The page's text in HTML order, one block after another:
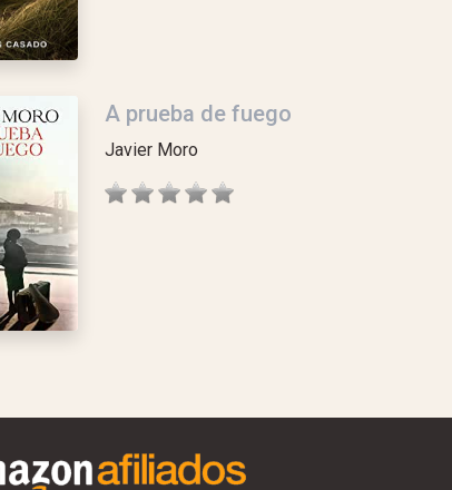
A prueba de fuego
Javier Moro